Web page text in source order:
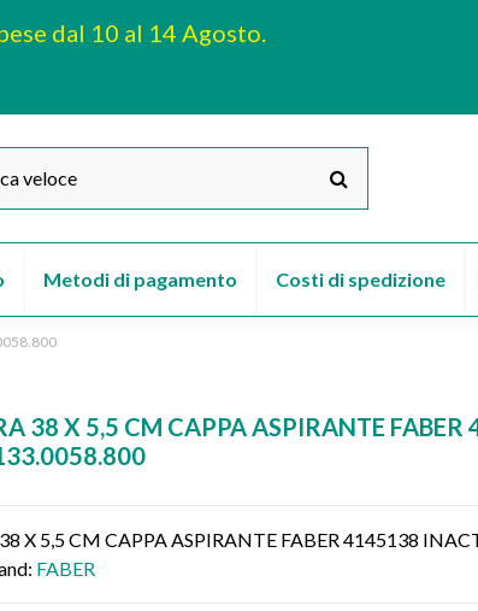
dal 10 al 14 Agosto.
Costi di spedizione
Metodi di pagamento
38 X 5,5 CM CAPPA ASPIRANTE
X 5,5 CM CAPPA ASPIRANTE FABER 4145138
FABER